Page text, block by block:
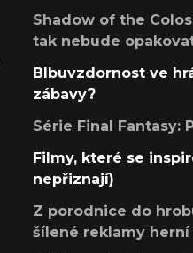
Shadow of the
tak nebude
Blbuvzdornost ve
zábavy?
Série Final Fantasy:
Filmy, které se
nepřiznají)
Z porodnice do
šílené reklamy